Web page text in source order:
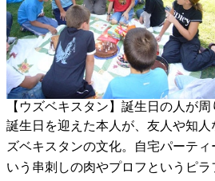
【ウズベキスタン】誕生日の人が
誕生日を迎えた本人が、友人や知
ズベキスタンの文化。自宅パーテ
いう串刺しの肉やプロフというピ